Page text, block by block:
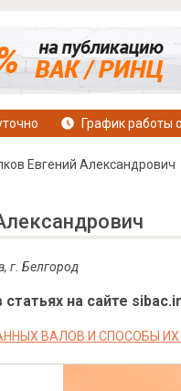
График работы
Евгений Александрович
г. Белгород
на сайте
ВАЛОВ И СПОСОБЫ ИХ